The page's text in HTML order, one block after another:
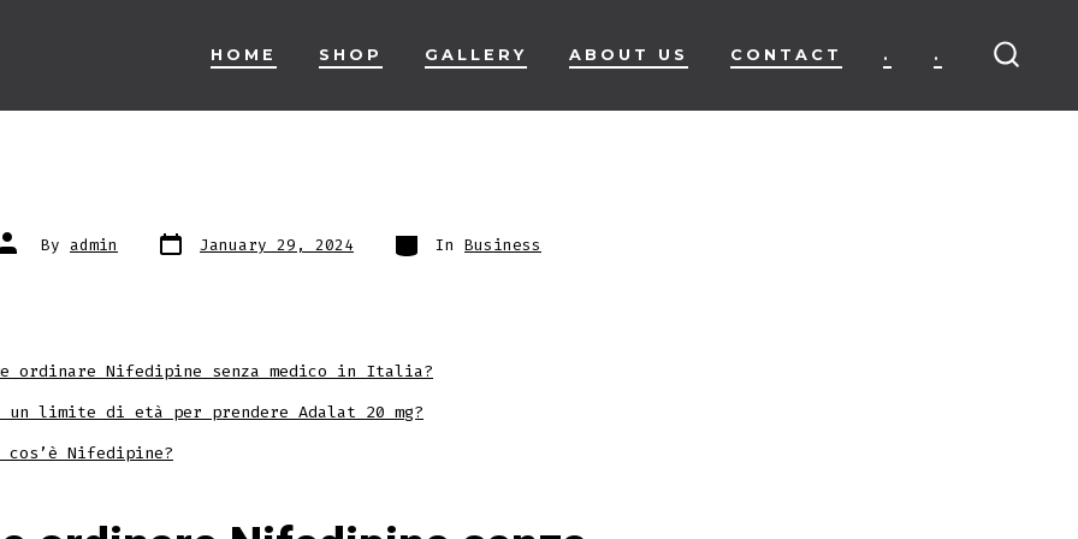
HOME SHOP GALLERY ABOUT US CONTACT . .
Post By admin Post
date January 29, 2024 Categories
In Business
ordinare Nifedipine senza medico in Italia?
un limite di età per prendere Adalat 20 mg?
cos’è Nifedipine?